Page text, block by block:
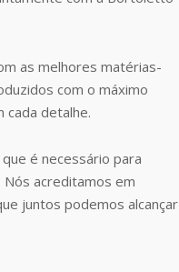
as melhores matérias-
com o máximo
cada detalhe.
é necessário para
acreditamos em
juntos podemos alcançar